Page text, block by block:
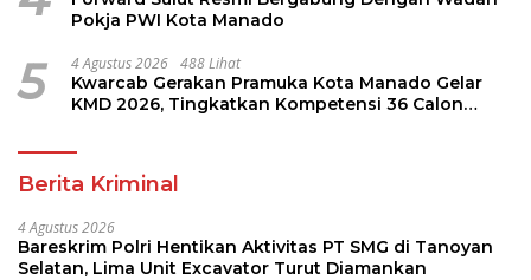
Pokja PWI Kota Manado
5 4 Agustus 2026 488 Lihat
Kwarcab Gerakan Pramuka Kota Manado Gelar
KMD 2026, Tingkatkan Kompetensi 36 Calon
Berita Kriminal
4 Agustus 2026
Bareskrim Polri Hentikan Aktivitas PT SMG di Tanoyan
Selatan, Lima Unit Excavator Turut Diamankan